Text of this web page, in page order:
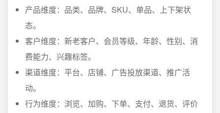
产品维度：品类、品牌、SKU、单品、上下架状
态。
客户维度：新老客户、会员等级、年龄、性别、消
费能力、兴趣标签。
渠道维度：平台、店铺、广告投放渠道、推广活
动。
行为维度：浏览、加购、下单、支付、退货、评价